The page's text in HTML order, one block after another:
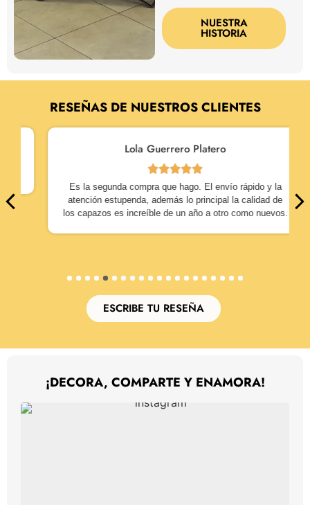
NUESTRA
HISTORIA
RESEÑAS DE NUESTROS CLIENTES
Lola Guerrero Platero
Es la segunda compra que hago. El envío rápido y la
atención estupenda, además lo principal la calidad de
los capazos es increíble de un año a otro como nuevos.
5 6 7 8 9 1011121314151617181920
ESCRIBE TU RESEÑA
¡DECORA, COMPARTE Y ENAMORA!